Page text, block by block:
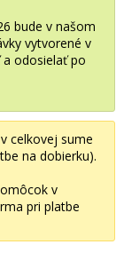
bude v našom
vytvorené v
odosielať po
celkovej sume
na dobierku).
v
pri platbe